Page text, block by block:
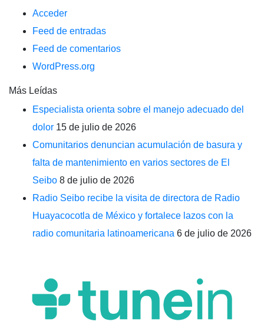
Acceder
Feed de entradas
Feed de comentarios
WordPress.org
Más Leídas
Especialista orienta sobre el manejo adecuado del
dolor 15 de julio de 2026
Comunitarios denuncian acumulación de basura y
falta de mantenimiento en varios sectores de El
Seibo 8 de julio de 2026
Radio Seibo recibe la visita de directora de Radio
Huayacocotla de México y fortalece lazos con la
radio comunitaria latinoamericana 6 de julio de 2026